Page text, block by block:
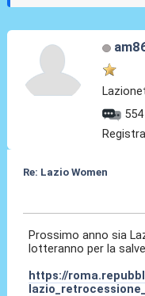
554
Re: Lazio Women
Prossimo anno sia
lotteranno per la
https://